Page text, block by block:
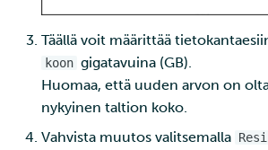
Täällä voit määrittää
koon gigatavuina (GB).
Huomaa, että uuden arvon on
nykyinen taltion koko.
Vahvista muutos valitsemalla